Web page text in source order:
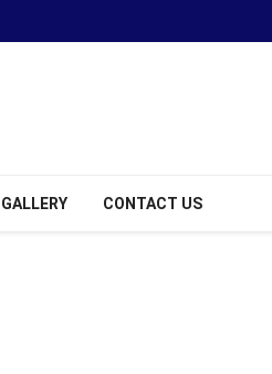
GALLERY CONTACT US